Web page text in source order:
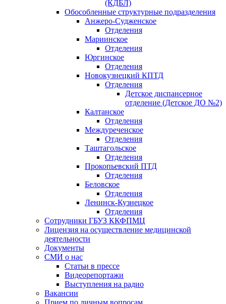
(КДБЛ)
Обособленные структурные подразделения
Анжеро-Судженское
Отделения
Мариинское
Отделения
Юргинское
Отделения
Новокузнецкий КПТД
Отделения
Детское диспансерное
отделение (Детское ДО №2)
Калтанское
Отделения
Междуреченское
Отделения
Таштагольское
Отделения
Прокопьевский ПТД
Отделения
Беловское
Отделения
Ленинск-Кузнецкое
Отделения
Сотрудники ГБУЗ ККФПМЦ
Лицензия на осуществление медицинской
деятельности
Документы
СМИ о нас
Статьи в прессе
Видеорепортажи
Выступления на радио
Вакансии
Прием по личным вопросам